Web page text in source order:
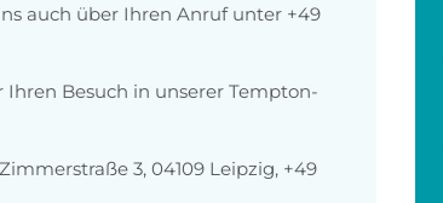
auch über Ihren Anruf unter +49
Besuch in unserer Tempton-
3, 04109 Leipzig, +49